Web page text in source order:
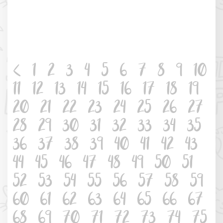
< 1 2 3 4 5 6 7 8 9
10
11
12 13 14 15 16 17 18
19
20
21 22 23 24 25 26
27
28
29 30 31 32 33 34
35
36
37 38 39 40 41 42
43
44
45 46 47 48 49 50
51
52
53 54 55 56 57 58
59
60
61 62 63 64 65 66
67
68
69 70 71 72 73 74
75